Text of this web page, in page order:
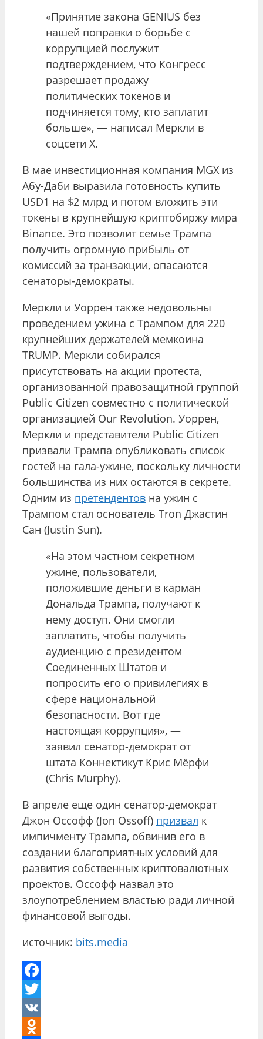
«Принятие закона GENIUS без
нашей поправки о борьбе с
коррупцией послужит
подтверждением, что Конгресс
разрешает продажу
политических токенов и
подчиняется тому, кто заплатит
больше», — написал Меркли в
соцсети Х.
В мае инвестиционная компания MGX из
Абу-Даби выразила готовность купить
USD1 на $2 млрд и потом вложить эти
токены в крупнейшую криптобиржу мира
Binance. Это позволит семье Трампа
получить огромную прибыль от
комиссий за транзакции, опасаются
сенаторы-демократы.
Меркли и Уоррен также недовольны
проведением ужина с Трампом для 220
крупнейших держателей мемкоина
TRUMP. Меркли собирался
присутствовать на акции протеста,
организованной правозащитной группой
Public Citizen совместно с политической
организацией Our Revolution. Уоррен,
Меркли и представители Public Citizen
призвали Трампа опубликовать список
гостей на гала-ужине, поскольку личности
большинства из них остаются в секрете.
Одним из претендентов на ужин с
Трампом стал основатель Tron Джастин
Сан (Justin Sun).
«На этом частном секретном
ужине, пользователи,
положившие деньги в карман
Дональда Трампа, получают к
нему доступ. Они смогли
заплатить, чтобы получить
аудиенцию с президентом
Соединенных Штатов и
попросить его о привилегиях в
сфере национальной
безопасности. Вот где
настоящая коррупция», —
заявил сенатор-демократ от
штата Коннектикут Крис Мёрфи
(Chris Murphy).
В апреле еще один сенатор-демократ
Джон Оссофф (Jon Ossoff) призвал к
импичменту Трампа, обвинив его в
создании благоприятных условий для
развития собственных криптовалютных
проектов. Оссофф назвал это
злоупотреблением властью ради личной
финансовой выгоды.
источник: bits.media
Facebook
Twitter
VK